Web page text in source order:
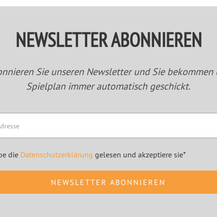
NEWSLETTER ABONNIEREN
Sie unseren Newsletter und Sie bekommen
Spielplan immer automatisch geschickt.
die Datenschutzerklärung gelesen und akzeptiere sie*